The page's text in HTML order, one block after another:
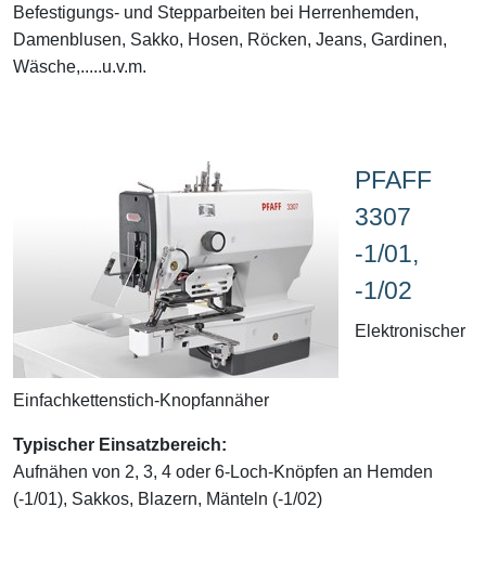
Befestigungs- und Stepparbeiten bei Herrenhemden,
Damenblusen, Sakko, Hosen, Röcken, Jeans, Gardinen,
Wäsche,.....u.v.m.
PFAFF
3307
-1/01,
-1/02
Elektronischer
Einfachkettenstich-Knopfannäher
Typischer Einsatzbereich:
Aufnähen von 2, 3, 4 oder 6-Loch-Knöpfen an Hemden
(-1/01), Sakkos, Blazern, Mänteln (-1/02)